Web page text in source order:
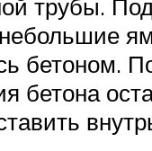
трубы.
бетоном.
бетона